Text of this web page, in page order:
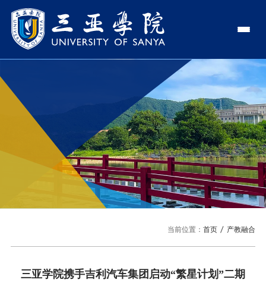
学校领导
理事长
党委书记、政府督导专员
学校简介
走近理事长
学校机构
校园风景
学院与部门
社会治理学院
艺术创意与数字设计学院
文学院
旅游与大健康学院
信息与智能工程学院
新闻中心
传媒视点
USY媒体
USY印象
招生信息
就业服务
图书馆
教务管理系统 办公OA系统
人才招聘
当前位置： 首页 产教融合
三亚学院携手吉利汽车集团启动“繁星计划”二期